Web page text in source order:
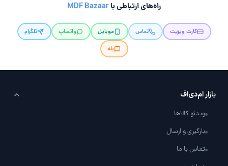
راه‌های ارتباطی باMDF Bazaar
کارت ویزیت تماس موبایل واتساپ
تلگرام
بله
بازار ام‌دی‌اف
ویدئو کالاها
بارگیری و ارسال
تماس با ما